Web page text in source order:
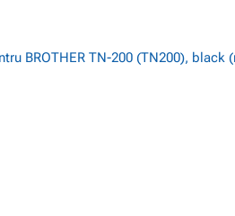
BROTHER TN-200 (TN200), black